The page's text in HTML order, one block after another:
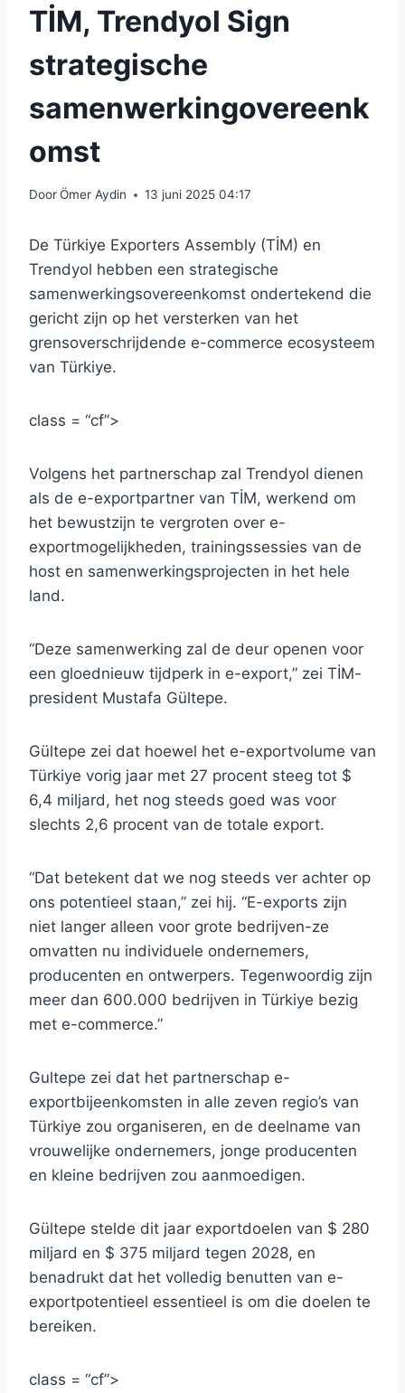
TİM, Trendyol Sign
strategische
samenwerkingovereenk
omst
DoorÖmer Aydin 13 juni 2025 04:17
De Türkiye Exporters Assembly (TİM) en
Trendyol hebben een strategische
samenwerkingsovereenkomst ondertekend die
gericht zijn op het versterken van het
grensoverschrijdende e-commerce ecosysteem
van Türkiye.
class = “cf”>
Volgens het partnerschap zal Trendyol dienen
als de e-exportpartner van TİM, werkend om
het bewustzijn te vergroten over e-
exportmogelijkheden, trainingssessies van de
host en samenwerkingsprojecten in het hele
land.
“Deze samenwerking zal de deur openen voor
een gloednieuw tijdperk in e-export,” zei TİM-
president Mustafa Gültepe.
Gültepe zei dat hoewel het e-exportvolume van
Türkiye vorig jaar met 27 procent steeg tot $
6,4 miljard, het nog steeds goed was voor
slechts 2,6 procent van de totale export.
“Dat betekent dat we nog steeds ver achter op
ons potentieel staan,” zei hij. “E-exports zijn
niet langer alleen voor grote bedrijven-ze
omvatten nu individuele ondernemers,
producenten en ontwerpers. Tegenwoordig zijn
meer dan 600.000 bedrijven in Türkiye bezig
met e-commerce.”
Gultepe zei dat het partnerschap e-
exportbijeenkomsten in alle zeven regio’s van
Türkiye zou organiseren, en de deelname van
vrouwelijke ondernemers, jonge producenten
en kleine bedrijven zou aanmoedigen.
Gültepe stelde dit jaar exportdoelen van $ 280
miljard en $ 375 miljard tegen 2028, en
benadrukt dat het volledig benutten van e-
exportpotentieel essentieel is om die doelen te
bereiken.
class = “cf”>